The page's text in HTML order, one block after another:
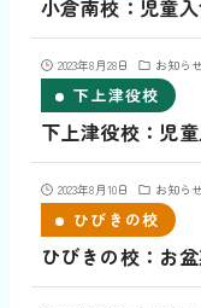
小倉南校：児童
2023年8月28日 お知ら
下上津役校
下上津役校：児
2023年8月10日 お知ら
ひびきの校
ひびきの校：お